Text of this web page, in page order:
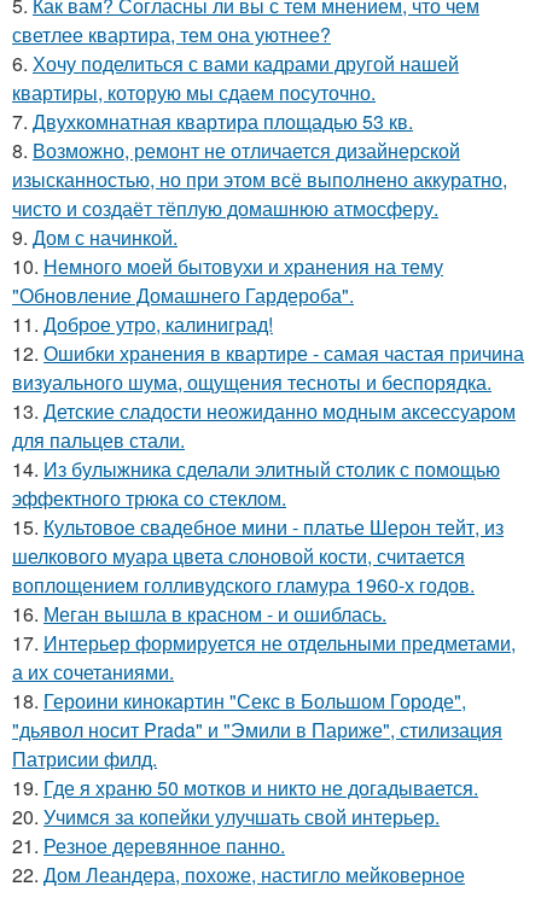
светлее квартира, тем она уютнее?
6. Хочу поделиться с вами кадрами другой нашей
квартиры, которую мы сдаем посуточно.
7. Двухкомнатная квартира площадью 53 кв.
8. Возможно, ремонт не отличается дизайнерской
изысканностью, но при этом всё выполнено аккуратно,
чисто и создаёт тёплую домашнюю атмосферу.
9. Дом с начинкой.
10. Немного моей бытовухи и хранения на тему
"Обновление Домашнего Гардероба".
11. Доброе утро, калиниград!
12. Ошибки хранения в квартире - самая частая причина
визуального шума, ощущения тесноты и беспорядка.
13. Детские сладости неожиданно модным аксессуаром
для пальцев стали.
14. Из булыжника сделали элитный столик с помощью
эффектного трюка со стеклом.
15. Культовое свадебное мини - платье Шерон тейт, из
шелкового муара цвета слоновой кости, считается
воплощением голливудского гламура 1960-х годов.
16. Меган вышла в красном - и ошиблась.
17. Интерьер формируется не отдельными предметами,
а их сочетаниями.
18. Героини кинокартин "Секс в Большом Городе",
"дьявол носит Prada" и "Эмили в Париже", стилизация
Патрисии филд.
19. Где я храню 50 мотков и никто не догадывается.
20. Учимся за копейки улучшать свой интерьер.
21. Резное деревянное панно.
22. Дом Леандера, похоже, настигло мейковерное